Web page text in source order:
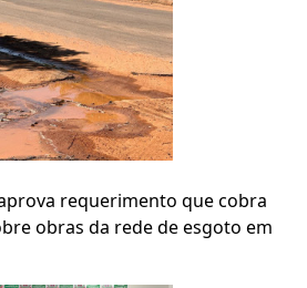
requerimento que cobra
obras da rede de esgoto em